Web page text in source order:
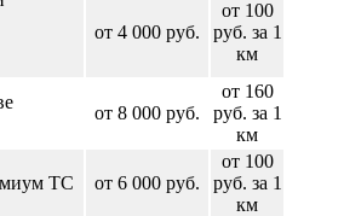
от 4 000 руб.
от 100
руб. за 1
км
от 8 000 руб.
от 160
руб. за 1
км
ТС от 6 000 руб.
от 100
руб. за 1
км